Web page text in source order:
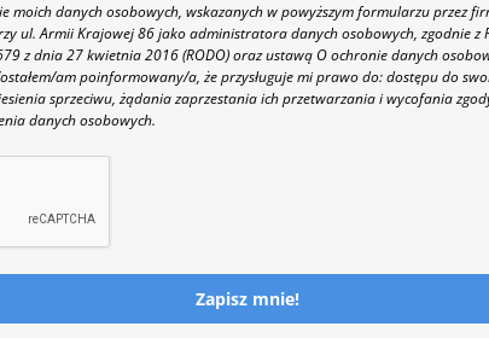
moich danych osobowych, wskazanych w powyższym formularzu przez
ul. Armii Krajowej 86 jako administratora danych osobowych, zgodnie z
z dnia 27 kwietnia 2016 (RODO) oraz ustawą O ochronie danych
am poinformowany/a, że przysługuje mi prawo do: dostępu do
sprzeciwu, żądania zaprzestania ich przetwarzania i wycofania
danych osobowych.
Zapisz mnie!